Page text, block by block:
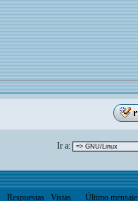
Ir a:
Respuestas Vistas Último mensaje